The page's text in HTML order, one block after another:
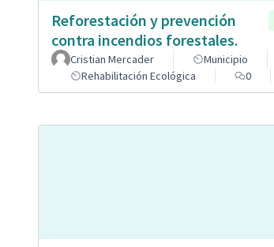
Reforestación y prevención
contra incendios forestales.
Cristian Mercader
Municipio
Rehabilitación Ecológica
0